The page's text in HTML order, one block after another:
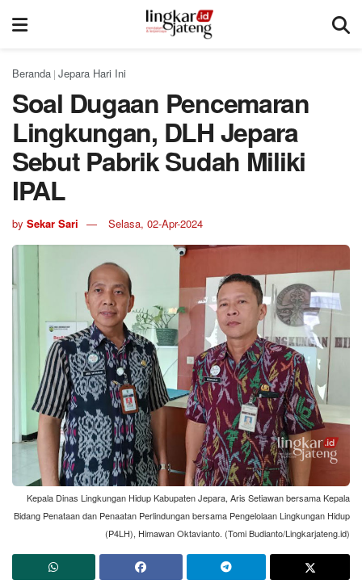
Beranda | Jepara Hari Ini
Soal Dugaan Pencemaran
Lingkungan, DLH Jepara
Sebut Pabrik Sudah Miliki
IPAL
by Sekar Sari Selasa, 02-Apr-2024
Kepala Dinas Lingkungan Hidup Kabupaten Jepara, Aris Setiawan bersama Kepala
Bidang Penataan dan Penaatan Perlindungan bersama Pengelolaan Lingkungan Hidup
(P4LH), Himawan Oktavianto. (Tomi Budianto/Lingkarjateng.id)